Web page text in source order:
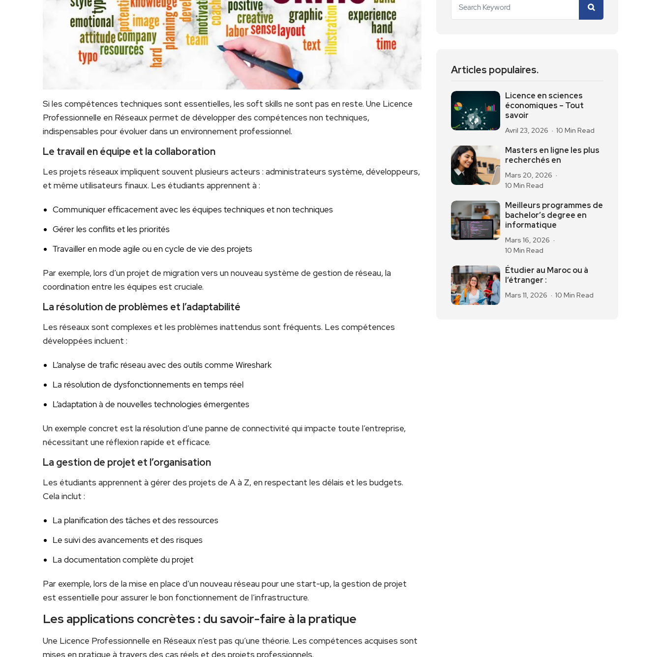
Si les compétences techniques sont essentielles, les soft skills ne sont pas en reste. Une Licence
Professionnelle en Réseaux permet de développer des compétences non techniques,
indispensables pour évoluer dans un environnement professionnel.
Le travail en équipe et la collaboration
Les projets réseaux impliquent souvent plusieurs acteurs : administrateurs système, développeurs,
et même utilisateurs finaux. Les étudiants apprennent à :
Communiquer efficacement avec les équipes techniques et non techniques
Gérer les conflits et les priorités
Travailler en mode agile ou en cycle de vie des projets
Par exemple, lors d’un projet de migration vers un nouveau système de gestion de réseau, la
coordination entre les équipes est cruciale.
La résolution de problèmes et l’adaptabilité
Les réseaux sont complexes et les problèmes inattendus sont fréquents. Les compétences
développées incluent :
L’analyse de trafic réseau avec des outils comme Wireshark
La résolution de dysfonctionnements en temps réel
L’adaptation à de nouvelles technologies émergentes
Un exemple concret est la résolution d’une panne de connectivité qui impacte toute l’entreprise,
nécessitant une réflexion rapide et efficace.
La gestion de projet et l’organisation
Les étudiants apprennent à gérer des projets de A à Z, en respectant les délais et les budgets.
Cela inclut :
La planification des tâches et des ressources
Le suivi des avancements et des risques
La documentation complète du projet
Par exemple, lors de la mise en place d’un nouveau réseau pour une start-up, la gestion de projet
est essentielle pour assurer le bon fonctionnement de l’infrastructure.
Les applications concrètes : du savoir-faire à la pratique
Une Licence Professionnelle en Réseaux n’est pas qu’une théorie. Les compétences acquises sont
mises en pratique à travers des cas réels et des projets professionnels.
Articles populaires.
Licence en sciences
économiques – Tout
savoir
Avril 23, 2026 10 Min Read
Masters en ligne les plus
recherchés en
Mars 20, 2026
10 Min Read
Meilleurs programmes de
bachelor’s degree en
informatique
Mars 16, 2026
10 Min Read
Étudier au Maroc ou à
l’étranger :
Mars 11, 2026 10 Min Read